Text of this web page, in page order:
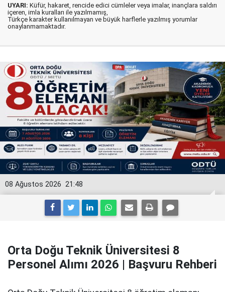
UYARI: Küfür, hakaret, rencide edici cümleler veya imalar, inançlara saldırı
içeren, imla kuralları ile yazılmamış,
Türkçe karakter kullanılmayan ve büyük harflerle yazılmış yorumlar
onaylanmamaktadır.
21:48
08 Ağustos 2026
Orta Doğu Teknik Üniversitesi 8
Personel Alımı 2026 | Başvuru Rehberi